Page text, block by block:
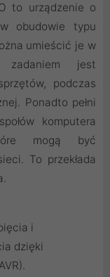
to urządzenie o
obudowie typu
umieścić je w
jest
podczas
Ponadto pełni
komputera
mogą być
To przekłada
i
dzięki